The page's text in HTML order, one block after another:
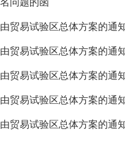
问题的函
贸易试验区总体方案的通
贸易试验区总体方案的通
贸易试验区总体方案的通
贸易试验区总体方案的通
贸易试验区总体方案的通